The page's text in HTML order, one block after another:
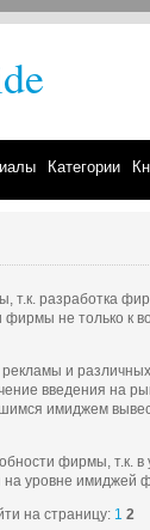
Категории
разработка
фирмы не только к
и
введения на
имиджем
фирмы, т.к. в
на уровне имиджей
на страницу: 1 2